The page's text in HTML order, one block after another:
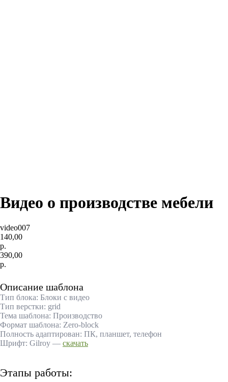
Видео о производстве мебели
video007
140,00
р.
390,00
р.
Описание шаблона
Тип блока: Блоки с видео
Тип верстки: grid
Тема шаблона: Производство
Формат шаблона: Zero-block
Полность адаптирован: ПК, планшет, телефон
Шрифт: Gilroy — скачать
Этапы работы:
CМОТРИТЕ ТАКЖЕ